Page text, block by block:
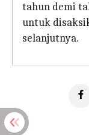
tahun demi
untuk
selanjutnya.